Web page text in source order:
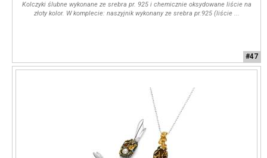
Kolczyki ślubne wykonane ze srebra pr. 925 i chemicznie oksydowane liście na
złoty kolor. W komplecie: naszyjnik wykonany ze srebra pr.925 (liście ...
#47